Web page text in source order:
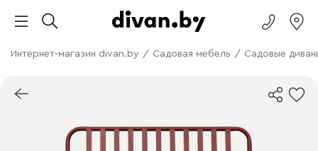
Интернет-магазин divan.by / Садовая мебель / Садовые